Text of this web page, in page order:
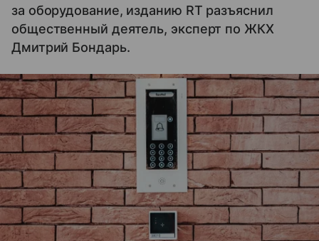
за оборудование, изданию RT разъяснил
общественный деятель, эксперт по ЖКХ
Дмитрий Бондарь.